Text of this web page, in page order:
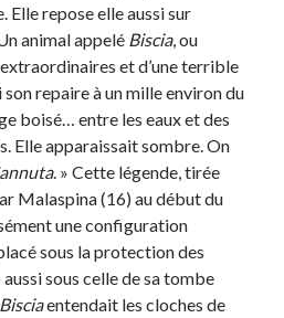
repose elle aussi sur
animal appelé Biscia, ou
et d’une terrible
repaire à un mille environ du
boisé… entre les eaux et des
Elle apparaissait sombre. On
. » Cette légende, tirée
Malaspina (16) au début du
une configuration
sous la protection des
aussi sous celle de sa tombe
Bisciaentendait les cloches de